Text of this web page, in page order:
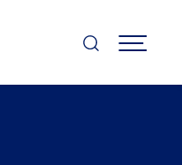
MENÚ